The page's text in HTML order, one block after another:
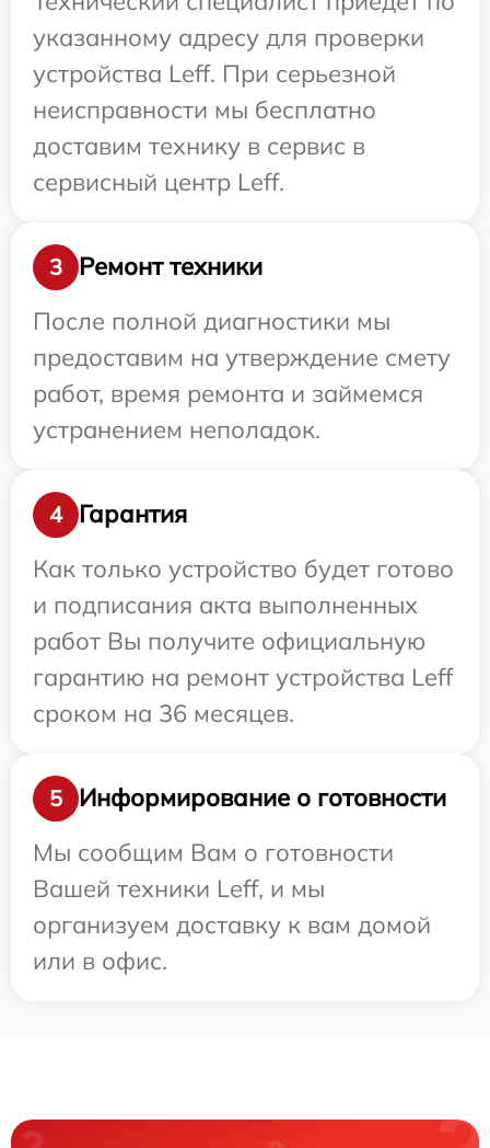
указанному адресу для проверки
устройства Leff. При серьезной
неисправности мы бесплатно
доставим технику в сервис в
сервисный центр Leff.
3
Ремонт техники
После полной диагностики мы
предоставим на утверждение смету
работ, время ремонта и займемся
устранением неполадок.
4
Гарантия
Как только устройство будет готово
и подписания акта выполненных
работ Вы получите официальную
гарантию на ремонт устройства Leff
сроком на 36 месяцев.
5
Информирование о готовности
Мы сообщим Вам о готовности
Вашей техники Leff, и мы
организуем доставку к вам домой
или в офис.